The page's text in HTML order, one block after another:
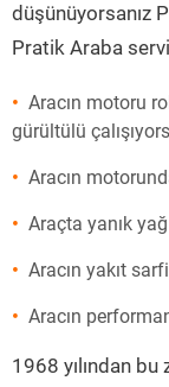
düşünüyorsanız
Pratik Araba
Aracın motoru
gürültülü
Aracın
Araçta yanık
Aracın yakıt
Aracın
1968 yılından